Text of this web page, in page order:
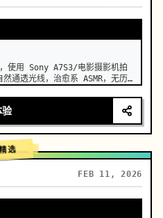
使用 Sony A7S3/电影摄影机拍
通透光线，治愈系 ASMR，无历
式厨房，背景是郁郁葱葱的菜园，
木簪挽起，身穿深蓝色舒适亚麻服
摘 (新鲜)
验
选
FEB 11, 2026